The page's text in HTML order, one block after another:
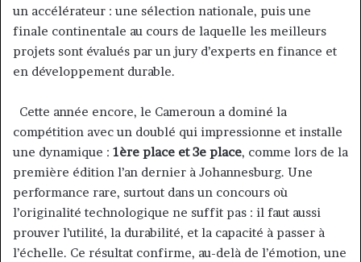
un accélérateur : une sélection nationale, puis une
finale continentale au cours de laquelle les meilleurs
projets sont évalués par un jury d’experts en finance et
en développement durable.
Cette année encore, le Cameroun a dominé la
compétition avec un doublé qui impressionne et installe
une dynamique : 1ère place et 3e place, comme lors de la
première édition l’an dernier à Johannesburg. Une
performance rare, surtout dans un concours où
l’originalité technologique ne suffit pas : il faut aussi
prouver l’utilité, la durabilité, et la capacité à passer à
l’échelle. Ce résultat confirme, au-delà de l’émotion, une